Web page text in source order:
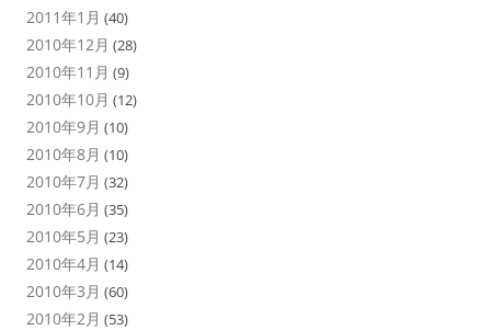
2011年1月 (40)
2010年12月 (28)
2010年11月 (9)
2010年10月 (12)
2010年9月 (10)
2010年8月 (10)
2010年7月 (32)
2010年6月 (35)
2010年5月 (23)
2010年4月 (14)
2010年3月 (60)
2010年2月 (53)